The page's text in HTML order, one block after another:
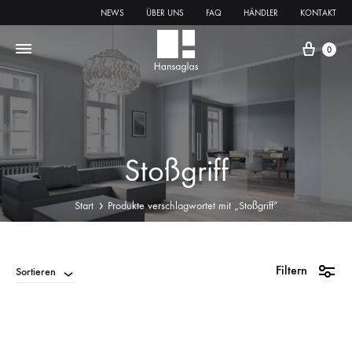
NEWS ÜBER UNS FAQ HÄNDLER KONTAKT
0
Stoßgriff
Start Produkte verschlagwortet mit „Stoßgriff“
Filtern
Sortieren